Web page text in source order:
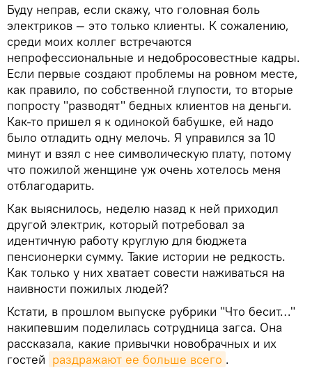
Буду неправ, если скажу, что головная боль
электриков — это только клиенты. К сожалению,
среди моих коллег встречаются
непрофессиональные и недобросовестные кадры.
Если первые создают проблемы на ровном месте,
как правило, по собственной глупости, то вторые
попросту "разводят" бедных клиентов на деньги.
Как-то пришел я к одинокой бабушке, ей надо
было отладить одну мелочь. Я управился за 10
минут и взял с нее символическую плату, потому
что пожилой женщине уж очень хотелось меня
отблагодарить.
Как выяснилось, неделю назад к ней приходил
другой электрик, который потребовал за
идентичную работу круглую для бюджета
пенсионерки сумму. Такие истории не редкость.
Как только у них хватает совести наживаться на
наивности пожилых людей?
Кстати, в прошлом выпуске рубрики "Что бесит…"
накипевшим поделилась сотрудница загса. Она
рассказала, какие привычки новобрачных и их
гостей раздражают ее больше всего .